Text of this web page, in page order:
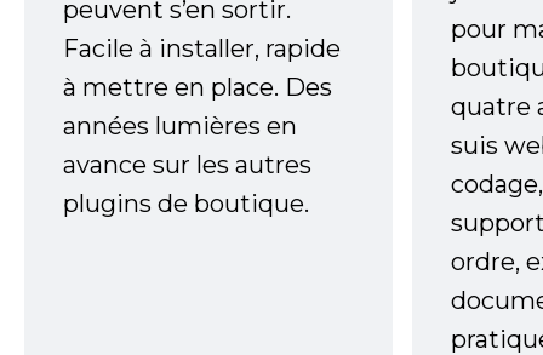
peuvent s’en sortir.
Facile à installer, rapide
à mettre en place. Des
années lumières en
avance sur les autres
plugins de boutique.
pour
quatre
suis
ordre,